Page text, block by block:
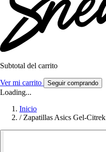
Subtotal del carrito
Ver mi carrito Seguir comprando
Loading...
Inicio
/ Zapatillas Asics Gel-Citrek